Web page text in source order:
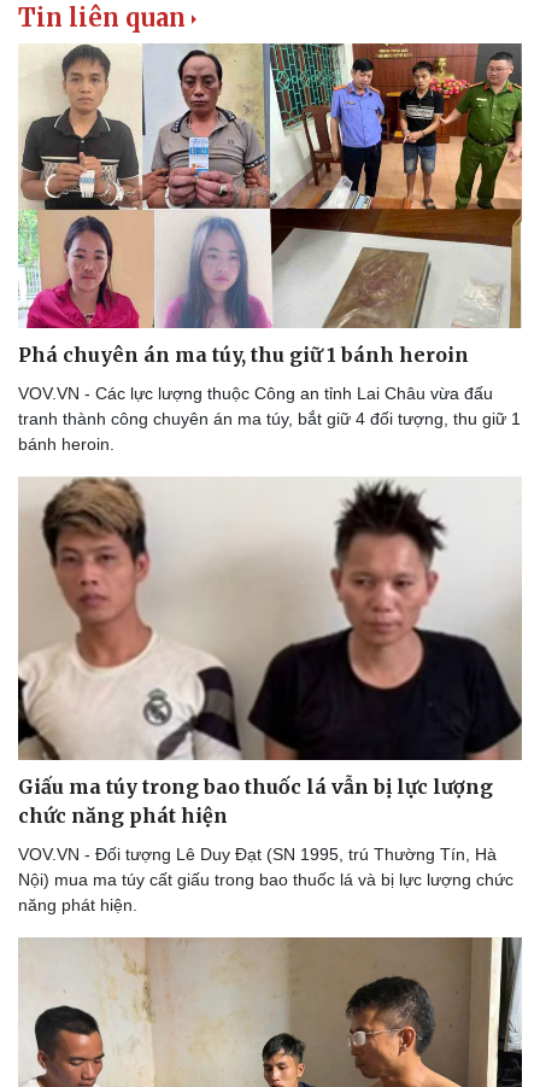
Thể thao
Bóng đá
Lịch thi đấu bóng đá
eSports
Hậu trường
Ô tô - Xe máy
Xe máy
Tin liên quan
Phá chuyên án ma túy, thu giữ 1 bánh heroin
VOV.VN - Các lực lượng thuộc Công an tỉnh Lai Châu vừa đấu
tranh thành công chuyên án ma túy, bắt giữ 4 đối tượng, thu giữ 1
bánh heroin.
Giấu ma túy trong bao thuốc lá vẫn bị lực lượng
chức năng phát hiện
VOV.VN - Đối tượng Lê Duy Đạt (SN 1995, trú Thường Tín, Hà
Nội) mua ma túy cất giấu trong bao thuốc lá và bị lực lượng chức
năng phát hiện.